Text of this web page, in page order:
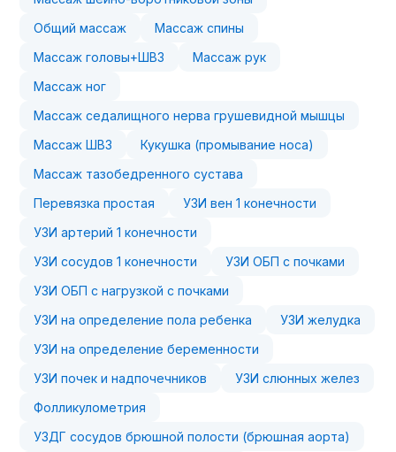
Общий массаж
Массаж спины
Массаж головы+ШВЗ
Массаж рук
Массаж ног
Массаж седалищного нерва грушевидной мышцы
Массаж ШВЗ
Кукушка (промывание носа)
Массаж тазобедренного сустава
Перевязка простая
УЗИ вен 1 конечности
УЗИ артерий 1 конечности
УЗИ сосудов 1 конечности
УЗИ ОБП с почками
УЗИ ОБП с нагрузкой с почками
УЗИ на определение пола ребенка
УЗИ желудка
УЗИ на определение беременности
УЗИ почек и надпочечников
УЗИ слюнных желез
Фолликулометрия
УЗДГ сосудов брюшной полости (брюшная аорта)